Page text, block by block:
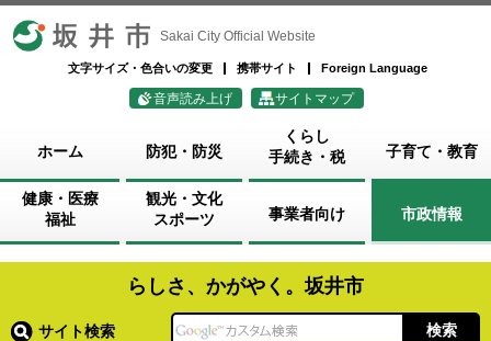
坂井市 Sakai City Official Website
文字サイズ・色合いの変更 携帯サイト Foreign Language
音声読み上げ サイトマップ
ホーム 防犯・防災
くらし
手続き・税
子育て・教育
健康・医療
福祉
観光・文化
スポーツ
事業者向け 市政情報
らしさ、かがやく。坂井市
サイト検索